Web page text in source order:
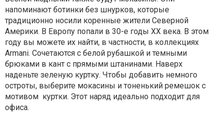
напоминают ботинки без шнурков, которые
традиционно носили коренные жители Северной
Америки. В Европу попали в 30-е годы XX века. В этом
году вы можете их найти, в частности, в коллекциях
Armani. Сочетаются с белой рубашкой и темными
брюками в кант с прямыми штанинами. Наверх
наденьте зеленую куртку. Чтобы добавить немного
остроты, выберите мокасины и тоненький ремешок с
мотивом куртки. Этот наряд идеально подходит для
офиса.